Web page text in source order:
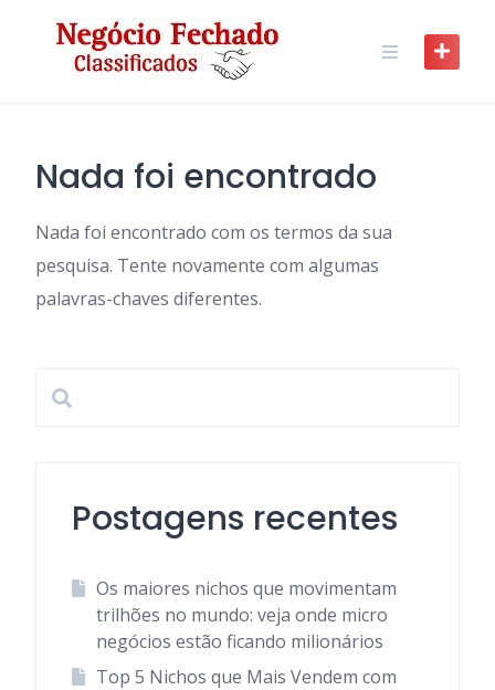
Nada foi encontrado
Nada foi encontrado com os termos da sua
pesquisa. Tente novamente com algumas
palavras-chaves diferentes.
Postagens recentes
Os maiores nichos que movimentam
trilhões no mundo: veja onde micro
negócios estão ficando milionários
Top 5 Nichos que Mais Vendem com